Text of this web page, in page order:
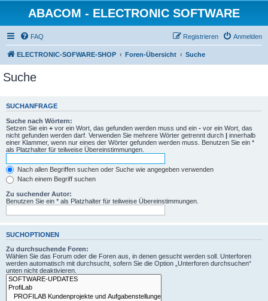
ABACOM - ELECTRONIC SOFTWARE
FAQ Anmelden
Registrieren
ELECTRONIC-SOFWARE-SHOP Foren-Übersicht Suche
Suche
SUCHANFRAGE
Suche nach Wörtern:
Setzen Sie ein + vor ein Wort, das gefunden werden muss und ein - vor ein Wort, das
nicht gefunden werden darf. Verwenden Sie mehrere Wörter getrennt durch | innerhalb
einer Klammer, wenn nur eines der Wörter gefunden werden muss. Benutzen Sie ein *
als Platzhalter für teilweise Übereinstimmungen.
Nach allen Begriffen suchen oder Suche wie angegeben verwenden
Nach einem Begriff suchen
Zu suchender Autor:
Benutzen Sie ein * als Platzhalter für teilweise Übereinstimmungen.
SUCHOPTIONEN
Zu durchsuchende Foren:
Wählen Sie das Forum oder die Foren aus, in denen gesucht werden soll. Unterforen
werden automatisch mit durchsucht, sofern Sie die Option „Unterforen durchsuchen“
unten nicht deaktivieren.